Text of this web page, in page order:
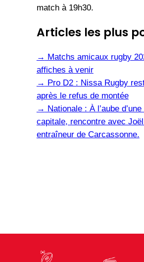
match à 19h30.
Articles les plus
→ Matchs amicaux rugby
affiches à venir
→ Pro D2 : Nissa Rugby
après le refus de montée
→ Nationale : À l’aube
capitale, rencontre avec
entraîneur de Carcassonne.